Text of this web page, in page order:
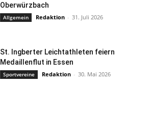
Oberwürzbach
Allgemein Redaktion - 31. Juli 2026
St. Ingberter Leichtathleten feiern
Medaillenflut in Essen
Sportvereine Redaktion - 30. Mai 2026